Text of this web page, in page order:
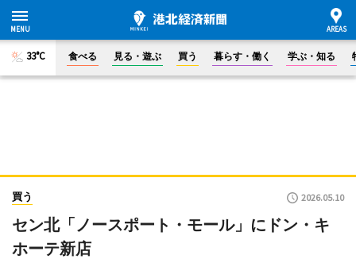
33°C 食べる 見る・遊ぶ 買う 暮らす・働く 学ぶ・知る
買う 2026.05.10
セン北「ノースポート・モール」にドン・キ
ホーテ新店